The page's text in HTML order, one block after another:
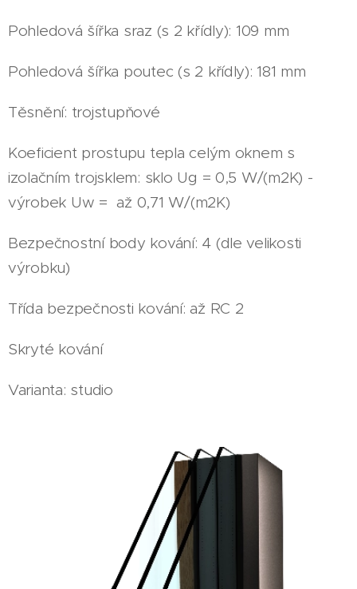
Pohledová šířka sraz (s 2 křídly): 109 mm
Pohledová šířka poutec (s 2 křídly): 181 mm
Těsnění: trojstupňové
Koeficient prostupu tepla celým oknem s
izolačním trojsklem: sklo Ug = 0,5 W/(m2K) -
výrobek Uw = až 0,71 W/(m2K)
Bezpečnostní body kování: 4 (dle velikosti
výrobku)
Třída bezpečnosti kování: až RC 2
Skryté kování
Varianta: studio